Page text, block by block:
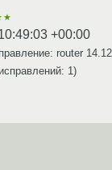
+00:00
router
1)